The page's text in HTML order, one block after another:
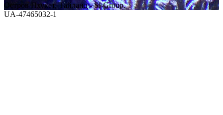
Остров Пхукет, Тайланд - SI Group.
UA-47465032-1